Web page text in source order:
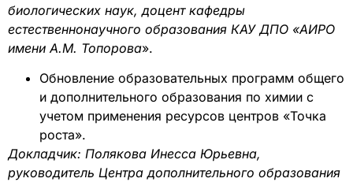
биологических наук, доцент кафедры
естественнонаучного образования КАУ ДПО «АИРО
имени А.М. Топорова».
Обновление образовательных программ общего
и дополнительного образования по химии с
учетом применения ресурсов центров «Точка
роста».
Докладчик: Полякова Инесса Юрьевна,
руководитель Центра дополнительного образования